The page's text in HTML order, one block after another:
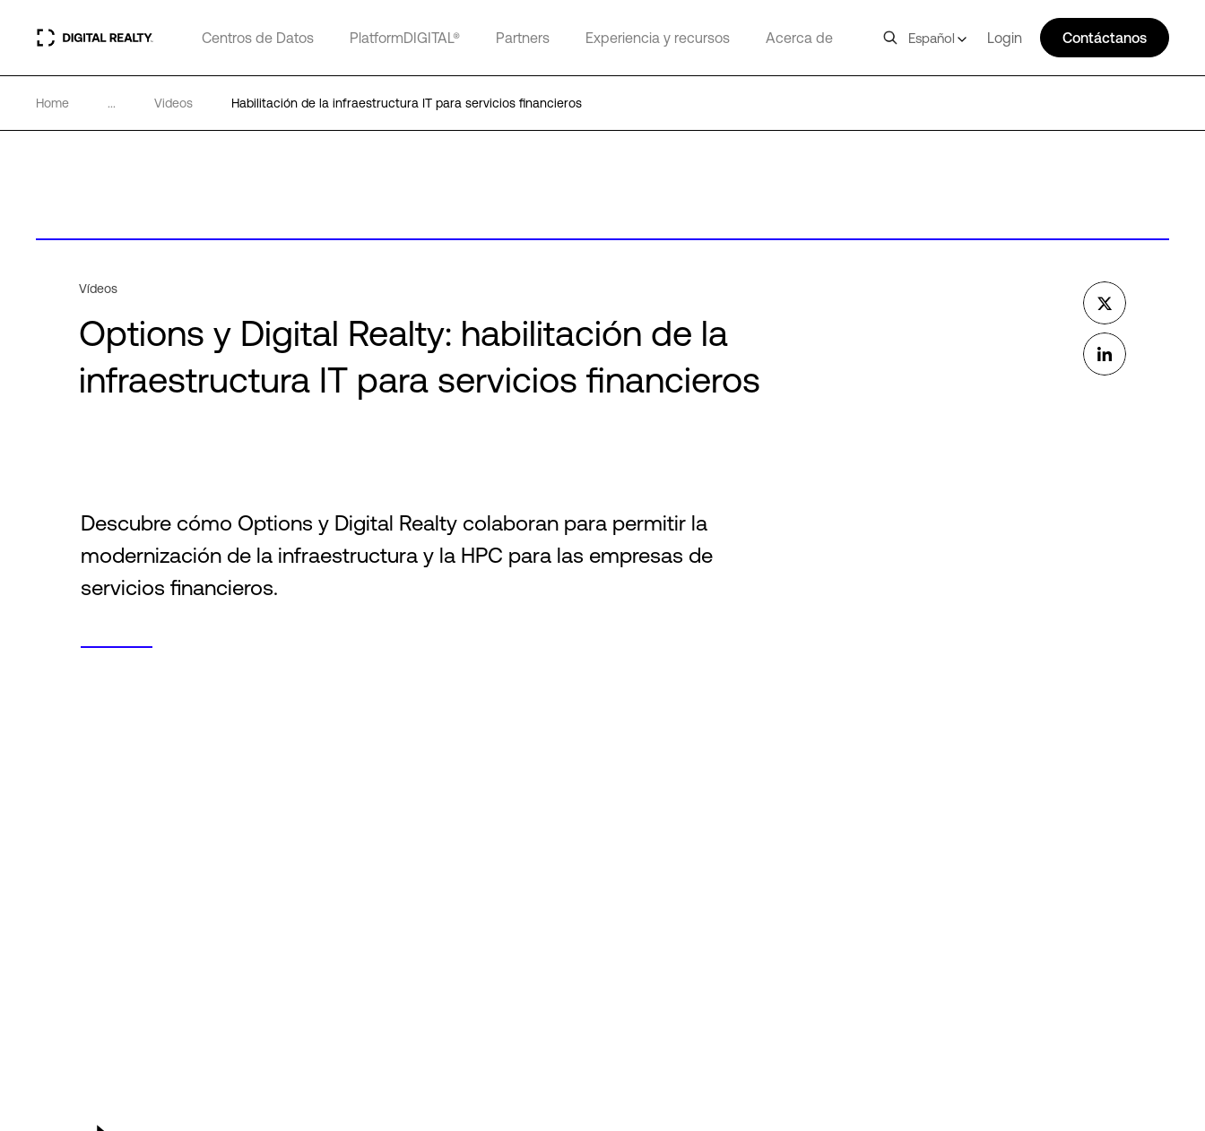
Centros de Datos PlatformDIGITAL® Partners Experiencia y recursos Acerca de Español Login Contáctanos
Home ... Videos Habilitación de la infraestructura IT para servicios financieros
Vídeos
Options y Digital Realty: habilitación de la
infraestructura IT para servicios financieros
Descubre cómo Options y Digital Realty colaboran para permitir la
modernización de la infraestructura y la HPC para las empresas de
servicios financieros.